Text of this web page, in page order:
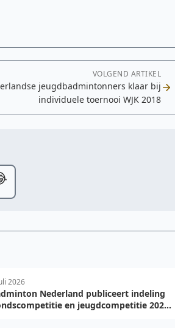
VOLGEND ARTIKEL
jeugdbadmintonners klaar bij
individuele toernooi WJK 2018
2026
Nederland publiceert indeling
en jeugdcompetitie 2026-